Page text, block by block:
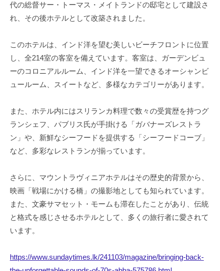
代の総督サー・トーマス・メイトランドの邸宅として建設さ
れ、その後ホテルとして改築されました。
このホテルは、インド洋を望む美しいビーチフロントに位置
し、全214室の客室を備えています。客室は、ガーデンビュ
ーのコロニアルルーム、インド洋を一望できるオーシャンビ
ュールーム、スイートなど、多様なカテゴリーがあります。
また、ホテル内にはスリランカ料理で数々の受賞歴を持つグ
ランシェフ、パブリス氏が手掛ける「ガバナーズレストラ
ン」や、新鮮なシーフードを提供する「シーフードコーブ」
など、多彩なレストランが揃っています。
さらに、マウントラヴィニアホテルはその歴史的背景から、
映画「戦場にかける橋」の撮影地としても知られています。
また、文豪サマセット・モームも滞在したことがあり、伝統
と格式を感じさせるホテルとして、多くの旅行者に愛されて
います。
https://www.sundaytimes.lk/241103/magazine/bringing-back-